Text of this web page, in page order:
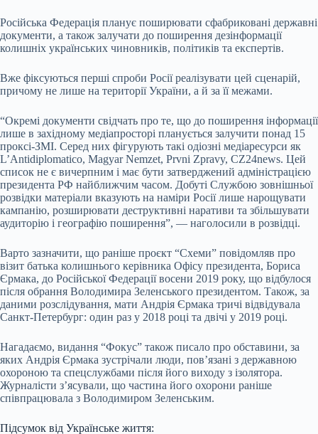
Російська Федерація планує поширювати сфабриковані державні
документи, а також залучати до поширення дезінформації
колишніх українських чиновників, політиків та експертів.
Вже фіксуються перші спроби Росії реалізувати цей сценарій,
причому не лише на території України, а й за її межами.
“Окремі документи свідчать про те, що до поширення інформації
лише в західному медіапросторі планується залучити понад 15
проксі-ЗМІ. Серед них фігурують такі одіозні медіаресурси як
L’Antidiplomatico, Magyar Nemzet, Prvni Zpravy, CZ24news. Цей
список не є вичерпним і має бути затверджений адміністрацією
президента РФ найближчим часом. Добуті Службою зовнішньої
розвідки матеріали вказують на наміри Росії лише нарощувати
кампанію, розширювати деструктивні наративи та збільшувати
аудиторію і географію поширення”, — наголосили в розвідці.
Варто зазначити, що раніше проєкт “Схеми” повідомляв про
візит батька колишнього керівника Офісу президента, Бориса
Єрмака, до Російської Федерації восени 2019 року, що відбулося
після обрання Володимира Зеленського президентом. Також, за
даними розслідування, мати Андрія Єрмака тричі відвідувала
Санкт-Петербург: один раз у 2018 році та двічі у 2019 році.
Нагадаємо, видання “Фокус” також писало про обставини, за
яких Андрія Єрмака зустрічали люди, пов’язані з державною
охороною та спецслужбами після його виходу з ізолятора.
Журналісти з’ясували, що частина його охорони раніше
співпрацювала з Володимиром Зеленським.
Підсумок від Українське життя: